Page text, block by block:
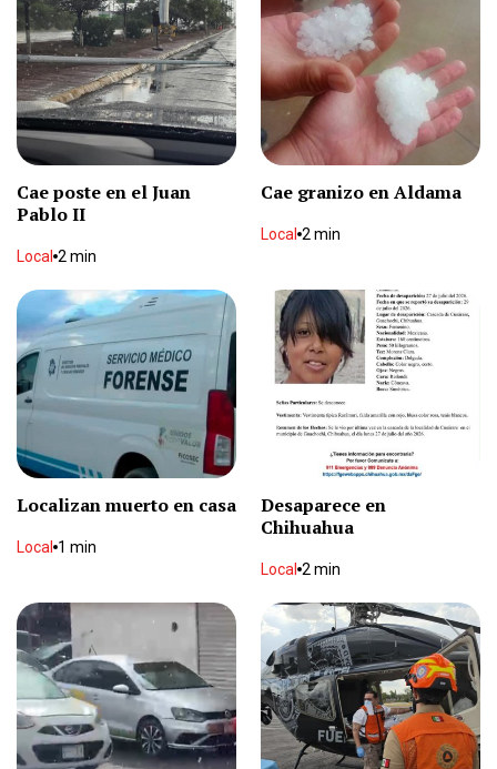
Cae poste en el Juan
Pablo II
Local 2 min
Cae granizo en Aldama
Local 2 min
Localizan muerto en casa
Local 1 min
Desaparece en
Chihuahua
Local 2 min